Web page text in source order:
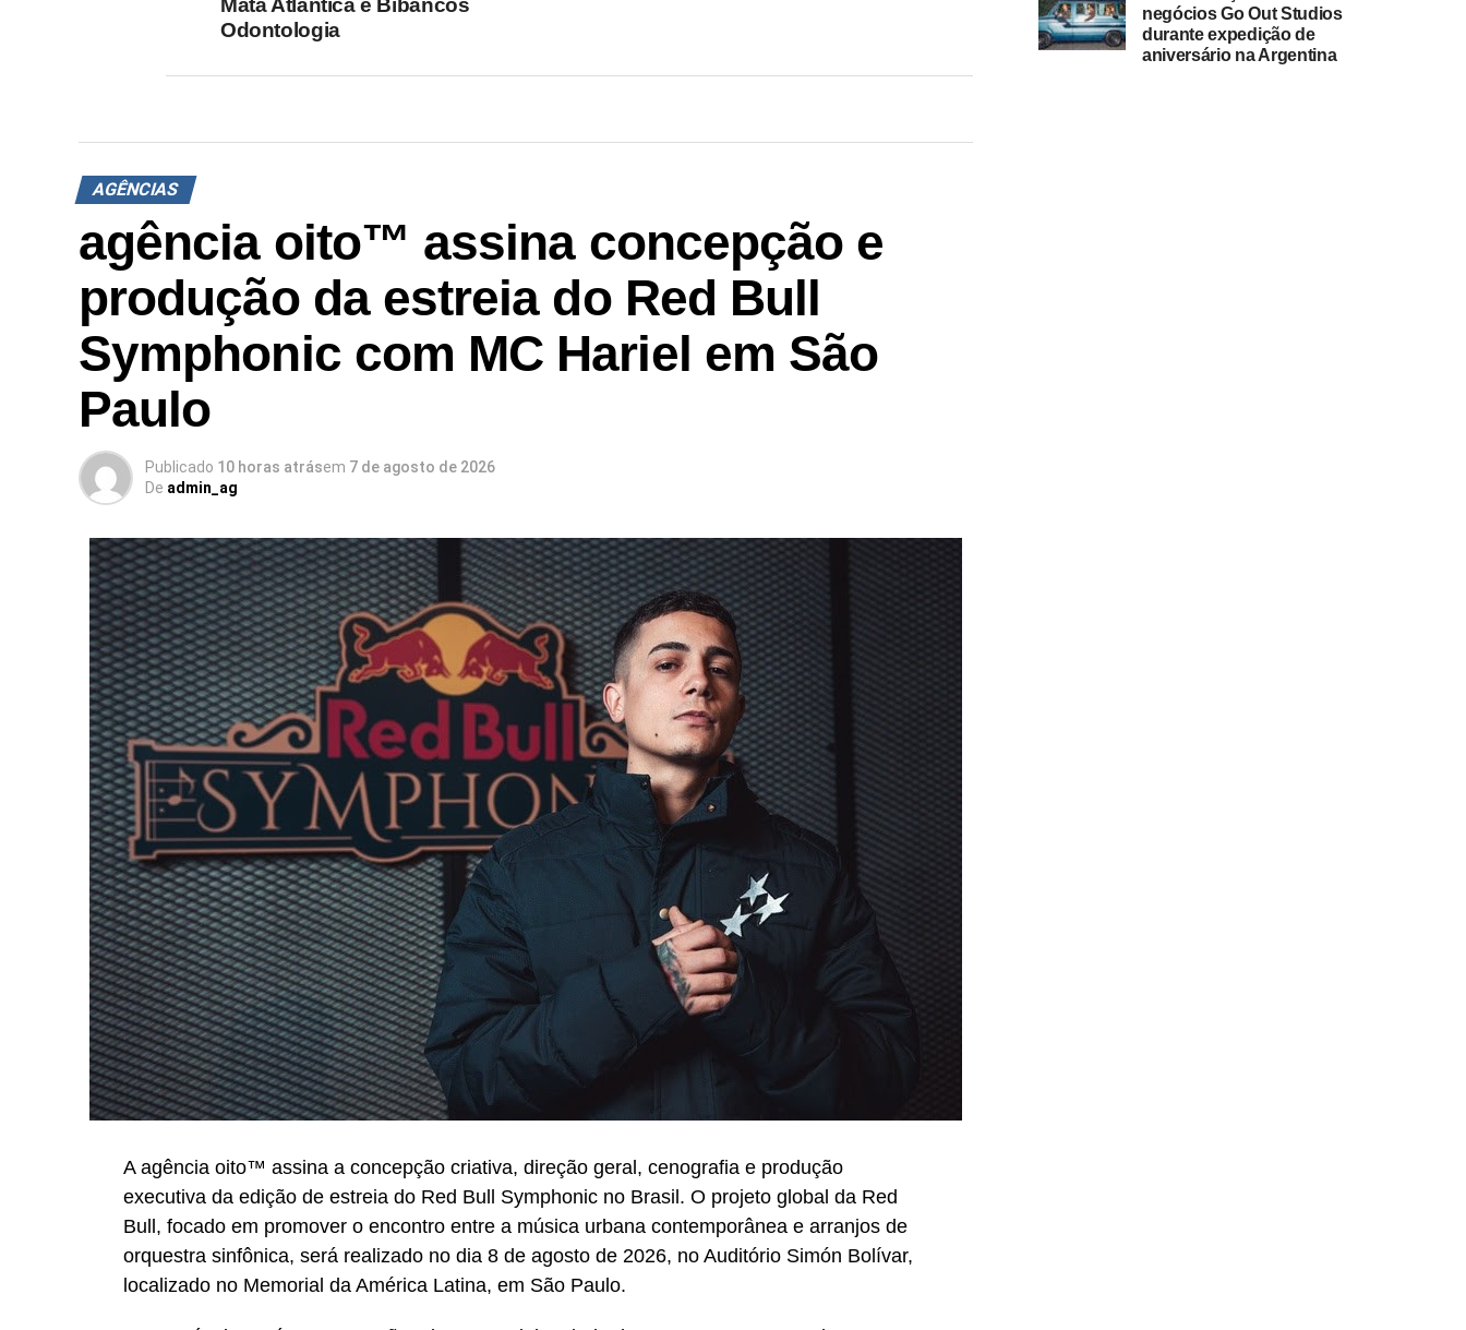
Mata Atlântica e Bibancos
Odontologia
AGÊNCIAS
agência oito™ assina concepção e
produção da estreia do Red Bull
Symphonic com MC Hariel em São
Paulo
Publicado 10 horas atrásem 7 de agosto de 2026
De admin_ag
A agência oito™ assina a concepção criativa, direção geral, cenografia e produção
executiva da edição de estreia do Red Bull Symphonic no Brasil. O projeto global da Red
Bull, focado em promover o encontro entre a música urbana contemporânea e arranjos de
orquestra sinfônica, será realizado no dia 8 de agosto de 2026, no Auditório Simón Bolívar,
localizado no Memorial da América Latina, em São Paulo.
negócios Go Out Studios
durante expedição de
aniversário na Argentina